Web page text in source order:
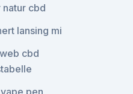
natur cbd
lansing mi
cbd
pen